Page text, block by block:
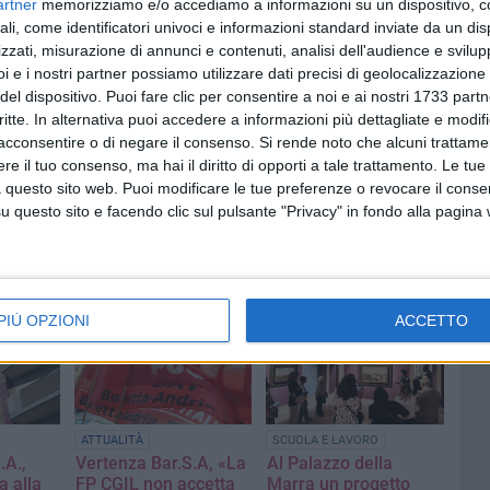
memorizziamo e/o accediamo a informazioni su un dispositivo,
come identificatori univoci e informazioni standard inviate da un
misurazione di annunci e contenuti, analisi dell'audience e
e i nostri partner possiamo utilizzare dati precisi di
dispositivo. Puoi fare clic per consentire a noi e ai nostri 1733
In alternativa puoi accedere a informazioni più dettagliate e
o di negare il consenso. Si rende noto che alcuni
il tuo consenso, ma hai il diritto di opporti a tale trattamento. Le
sito web. Puoi modificare le tue preferenze o revocare il
questo sito e facendo clic sul pulsante "Privacy" in fondo alla pagina
OPZIONI ACCETTO
e
SCUOLA E LAVORO
"Una sana e robusta
Costituzione": al via il
progetto della scuola
POLITICA
Querelle Bar.S.A.-Cgil,
interviene il sindaco:
«Non si assumano
atteggiamenti
Alessia De Finis la mia
fiducia»
alla
ATTUALITÀ
Vertenza Bar.S.A, «La
FP CGIL non accetta
SCUOLA E LAVORO
Al Palazzo della
Marra un progetto